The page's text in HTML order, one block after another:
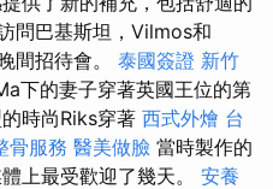
問巴基斯坦，Vilmos和
間招待會。 泰國簽證 新竹
下的妻子穿著英國王位的第
時尚Riks穿著 西式外燴 台
骨服務 醫美做臉 當時製作的
上最受歡迎了幾天。 安養